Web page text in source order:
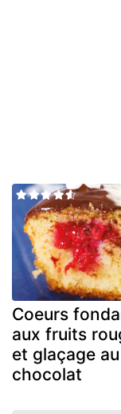
Coeurs
aux fruits
et glaçage au
chocolat